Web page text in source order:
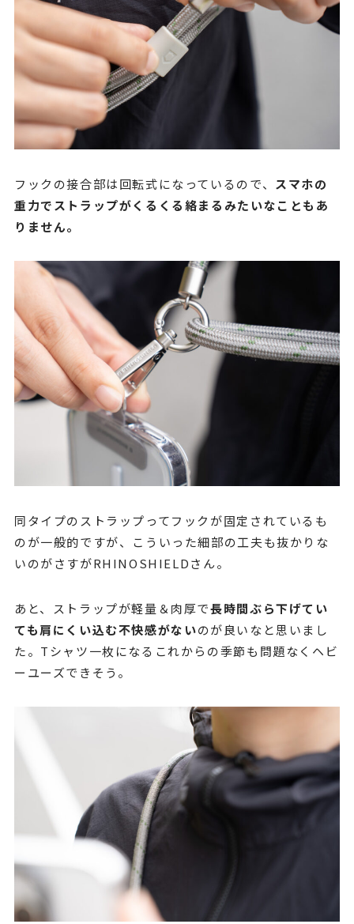
フックの接合部は回転式になっているので、 スマホの
重力でストラップがくるくる絡まるみたいなこともあ
りません。
同タイプのストラップってフックが固定されているも
のが一般的ですが、こういった細部の工夫も抜かりな
いのがさすがRHINOSHIELDさん。
あと、ストラップが軽量＆肉厚で長時間ぶら下げてい
ても肩にくい込む不快感がないのが良いなと思いまし
た。Tシャツ一枚になるこれからの季節も問題なくヘビ
ーユーズできそう。